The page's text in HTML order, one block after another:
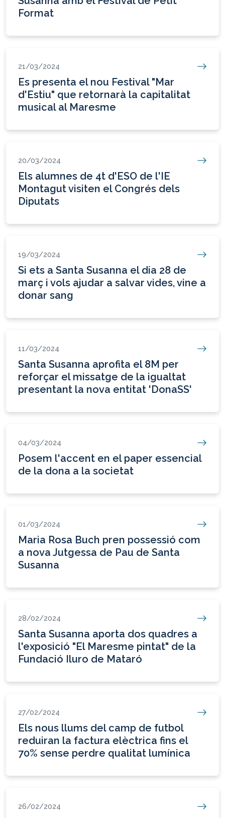
Format
21/03/2024
Es presenta el nou Festival "Mar
d'Estiu" que retornarà la capitalitat
musical al Maresme
20/03/2024
Els alumnes de 4t d'ESO de l'IE
Montagut visiten el Congrés dels
Diputats
19/03/2024
Si ets a Santa Susanna el dia 28 de
març i vols ajudar a salvar vides, vine a
donar sang
11/03/2024
Santa Susanna aprofita el 8M per
reforçar el missatge de la igualtat
presentant la nova entitat 'DonaSS'
04/03/2024
Posem l'accent en el paper essencial
de la dona a la societat
01/03/2024
Maria Rosa Buch pren possessió com
a nova Jutgessa de Pau de Santa
Susanna
28/02/2024
Santa Susanna aporta dos quadres a
l'exposició "El Maresme pintat" de la
Fundació Iluro de Mataró
27/02/2024
Els nous llums del camp de futbol
reduiran la factura elèctrica fins el
70% sense perdre qualitat lumínica
26/02/2024